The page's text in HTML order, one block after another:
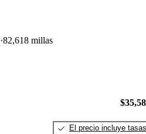
82,618 millas
El precio incluye tasas